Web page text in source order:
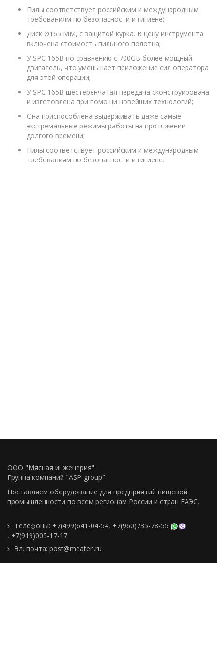
Пилы соответствует российским и международным
требованиям по безопасности и гигиене;
Диск Ø165 ММ, с защитой курка. В цену инструмента
включена стоимость пильного полотна;
У SPC 165B по сравнению с 700GB более мощный
двигатель, что уменьшает приложение сил оператора
для этой операции;
У SPC 165B шестеренчатая передача сконструирована
и изготовлена при помощи новейших технологий;
Она приспособлена выдерживать даже самые
экстремальные режимы работы на протяжении
долгого времени;
Пилы соответствует российским и международным
требованиям по безопасности и гигиене.
ООО "Мясная инженерия"
Группа компаний "ASP-group"
Поставляем оборудование для предприятий пищевой
промышленности по всем регионам Росcии и стран ЕАЭС.
Телефоны: +7(499)641-04-54, +7(960)735-78-55
, +7(919)005-17-17
Эл. почта: post@meaten.ru